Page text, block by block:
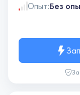
Опыт:Без